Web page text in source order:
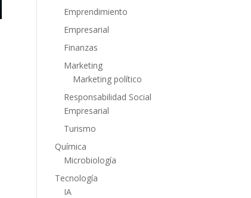
Emprendimiento
Empresarial
Finanzas
Marketing
Marketing político
Responsabilidad Social
Empresarial
Turismo
Química
Microbiología
Tecnología
IA